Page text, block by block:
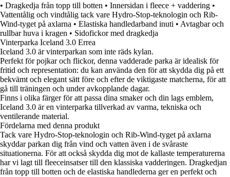
• Dragkedja från topp till botten • Innersidan i fleece + vaddering •
Vattentålig och vindtålig tack vare Hydro-Stop-teknologin och Rib-
Wind-tyget på axlarna • Elastiska handledarband inuti • Avtagbar och
rullbar huva i kragen • Sidofickor med dragkedja
Vinterparka Iceland 3.0 Errea
Iceland 3.0 är vinterparkan som inte räds kylan.
Perfekt för pojkar och flickor, denna vadderade parka är idealisk för
fritid och representation: du kan använda den för att skydda dig på ett
bekvämt och elegant sätt före och efter de viktigaste matcherna, för att
gå till träningen och under avkopplande dagar.
Finns i olika färger för att passa dina smaker och din lags emblem,
Iceland 3.0 är en vinterparka tillverkad av varma, tekniska och
ventilerande material.
Fördelarna med denna produkt
Tack vare Hydro-Stop-teknologin och Rib-Wind-tyget på axlarna
skyddar parkan dig från vind och vatten även i de svåraste
situationerna. För att också skydda dig mot de kallaste temperaturerna
har vi lagt till fleeceinsatser till den klassiska vadderingen. Dragkedjan
från topp till botten och de elastiska handlederna ger en perfekt och